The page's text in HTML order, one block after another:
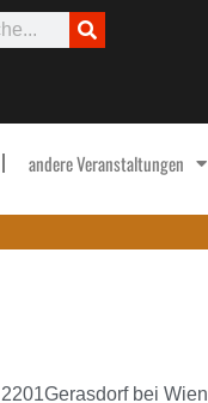
andere Veranstaltungen
2201Gerasdorf bei Wien